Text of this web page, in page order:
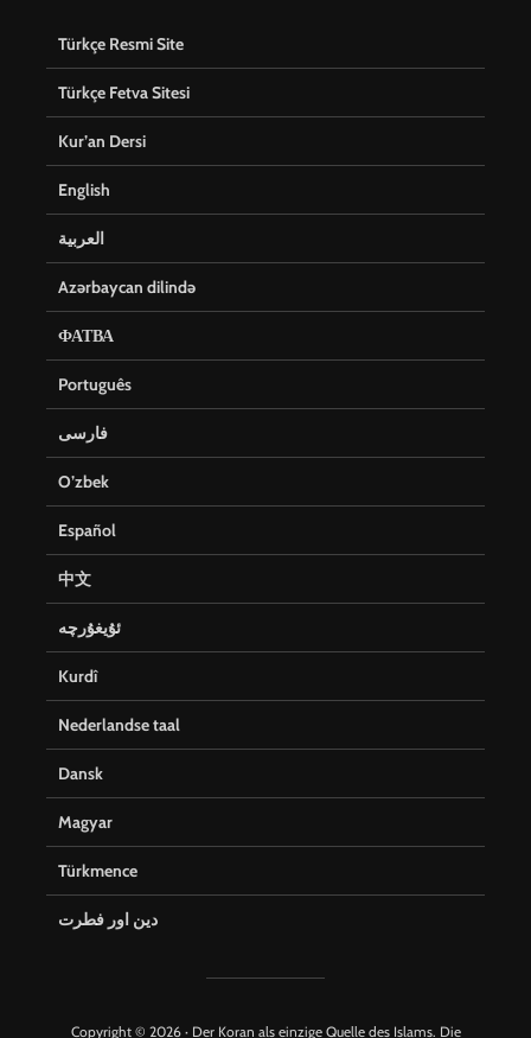
Türkçe Resmi Site
Türkçe Fetva Sitesi
Kur’an Dersi
English
العربية
Azərbaycan dilində
ФАТВА
Português
فارسی
O’zbek
Español
中文
ئۇيغۇرچە
Kurdî
Nederlandse taal
Dansk
Magyar
Türkmence
دین اور فطرت
Copyright © 2026 · Der Koran als einzige Quelle des Islams. Die